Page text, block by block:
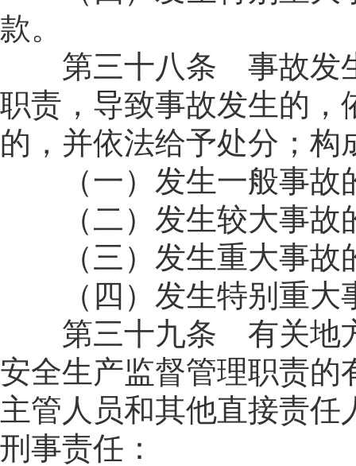
款。
第三十八条 事故发生
职责，导致事故发生的
的，并依法给予处分；
（一）发生一般事故
（二）发生较大事故
（三）发生重大事故
（四）发生特别重大
第三十九条 有关地方
安全生产监督管理职责
主管人员和其他直接责
刑事责任：